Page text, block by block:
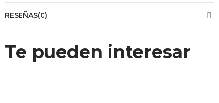
RESEÑAS(0)
Te pueden interesar